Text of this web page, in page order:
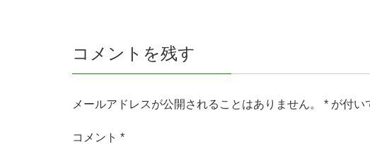
コメントを残す
メールアドレスが公開されることはありません。 * が付い
コメント *